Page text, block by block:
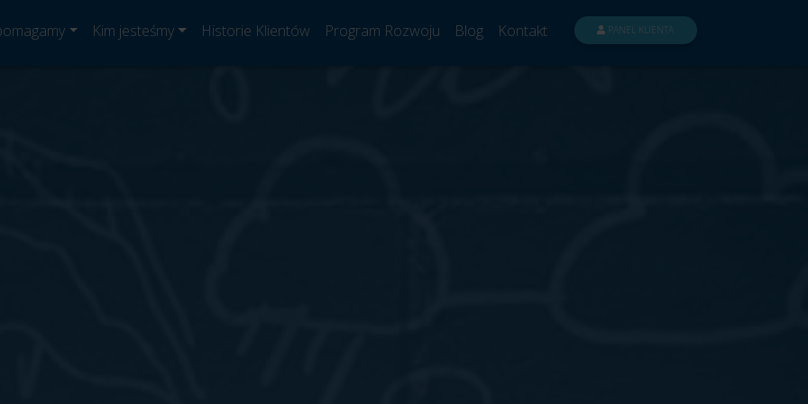
Kim jesteśmy Historie Klientów Program Rozwoju Blog Kontakt PANEL KLIENTA